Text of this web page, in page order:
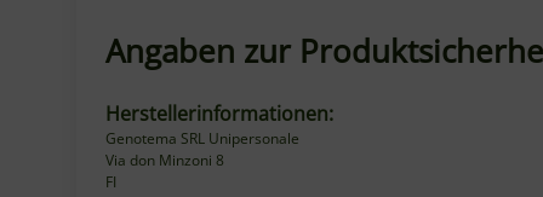
Herstellerinformationen:
Genotema SRL Unipersonale
FI
Scarperia e San piero, Italien, 50038
info@genotemasurl.com
https://www.pizzapartyshop.com